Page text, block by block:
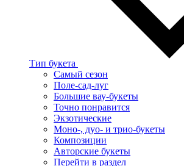
Тип букета
Самый сезон
Поле-сад-луг
Большие вау-букеты
Точно понравится
Экзотические
Моно-, дуо- и трио-букеты
Композиции
Авторские букеты
Перейти в раздел